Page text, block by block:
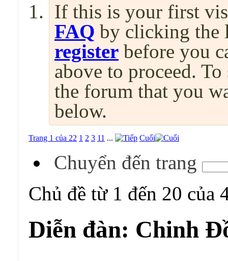
If this is your first
FAQ by clicking the
register before you
above to proceed.
the forum that you
below.
Trang 1 của 22 1 2 3 11 ... Cuối
Chuyển đến trang
Chủ đề từ 1 đến 20 của
Diễn đàn: Chinh